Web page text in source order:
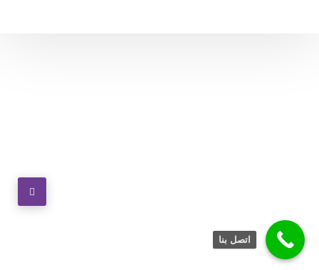
اتصل بنا